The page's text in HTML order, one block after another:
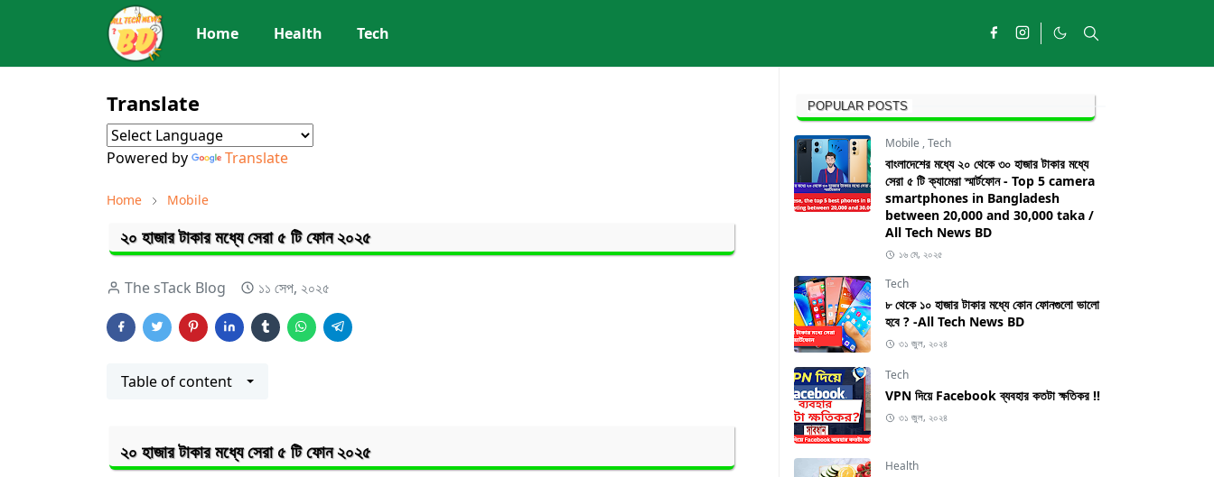
Home Health Tech
Translate
Powered by Translate
Home Mobile
২০ হাজার টাকার মধ্যে সেরা ৫ টি ফোন ২০২৫
The sTack Blog ১১ সেপ, ২০২৫
Table of content
২০ হাজার টাকার মধ্যে সেরা ৫ টি ফোন ২০২৫
POPULAR POSTS
Mobile ,Tech
বাংলাদেশের মধ্যে ২০ থেকে ৩০ হাজার টাকার মধ্যে
সেরা ৫ টি ক্যামেরা স্মার্টফোন - Top 5 camera
smartphones in Bangladesh
between 20,000 and 30,000 taka /
All Tech News BD
১৬ মে, ২০২৫
Tech
৮ থেকে ১০ হাজার টাকার মধ্যে কোন ফোনগুলো ভালো
হবে ? -All Tech News BD
৩১ জুল, ২০২৪
Tech
VPN দিয়ে Facebook ব্যবহার কতটা ক্ষতিকর !!
৩১ জুল, ২০২৪
Health